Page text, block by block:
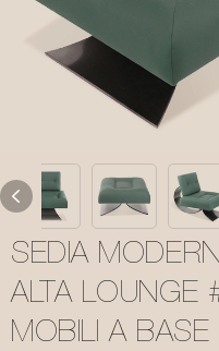
SEDIA
ALTA
MOBILI A BASE